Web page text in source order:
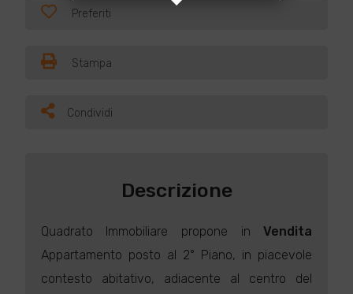
Preferiti
Stampa
Condividi
Descrizione
Quadrato Immobiliare propone inVendita
Appartamento posto al 2° Piano, in piacevole
contesto abitativo, adiacente al centro del